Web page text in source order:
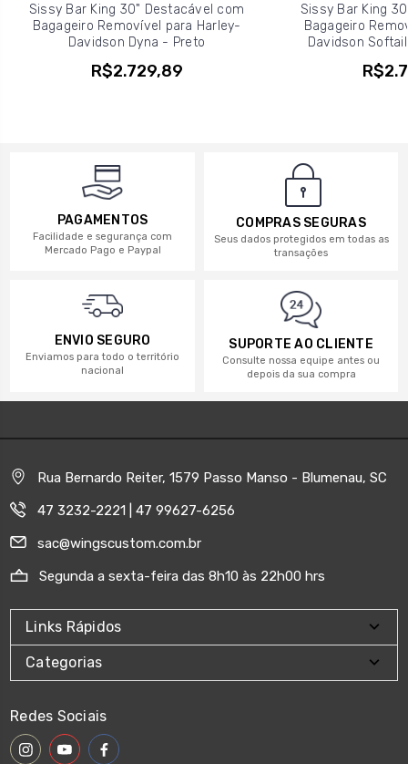
Sissy Bar King 30" Destacável com
Bagageiro Removível para Harley-
Davidson Dyna - Preto
R$2.729,89
Sissy Bar King
Bagageiro
Davidson
PAGAMENTOS
Facilidade e segurança com
Mercado Pago e Paypal
COMPRAS SEGURAS
Seus dados protegidos em todas as
transações
ENVIO SEGURO
Enviamos para todo o território
nacional
SUPORTE AO CLIENTE
Consulte nossa equipe antes ou
depois da sua compra
Rua Bernardo Reiter, 1579 Passo Manso - Blumenau, SC
47 3232-2221 | 47 99627-6256
sac@wingscustom.com.br
Segunda a sexta-feira das 8h10 às 22h00 hrs
Links Rápidos
Categorias
Redes Sociais